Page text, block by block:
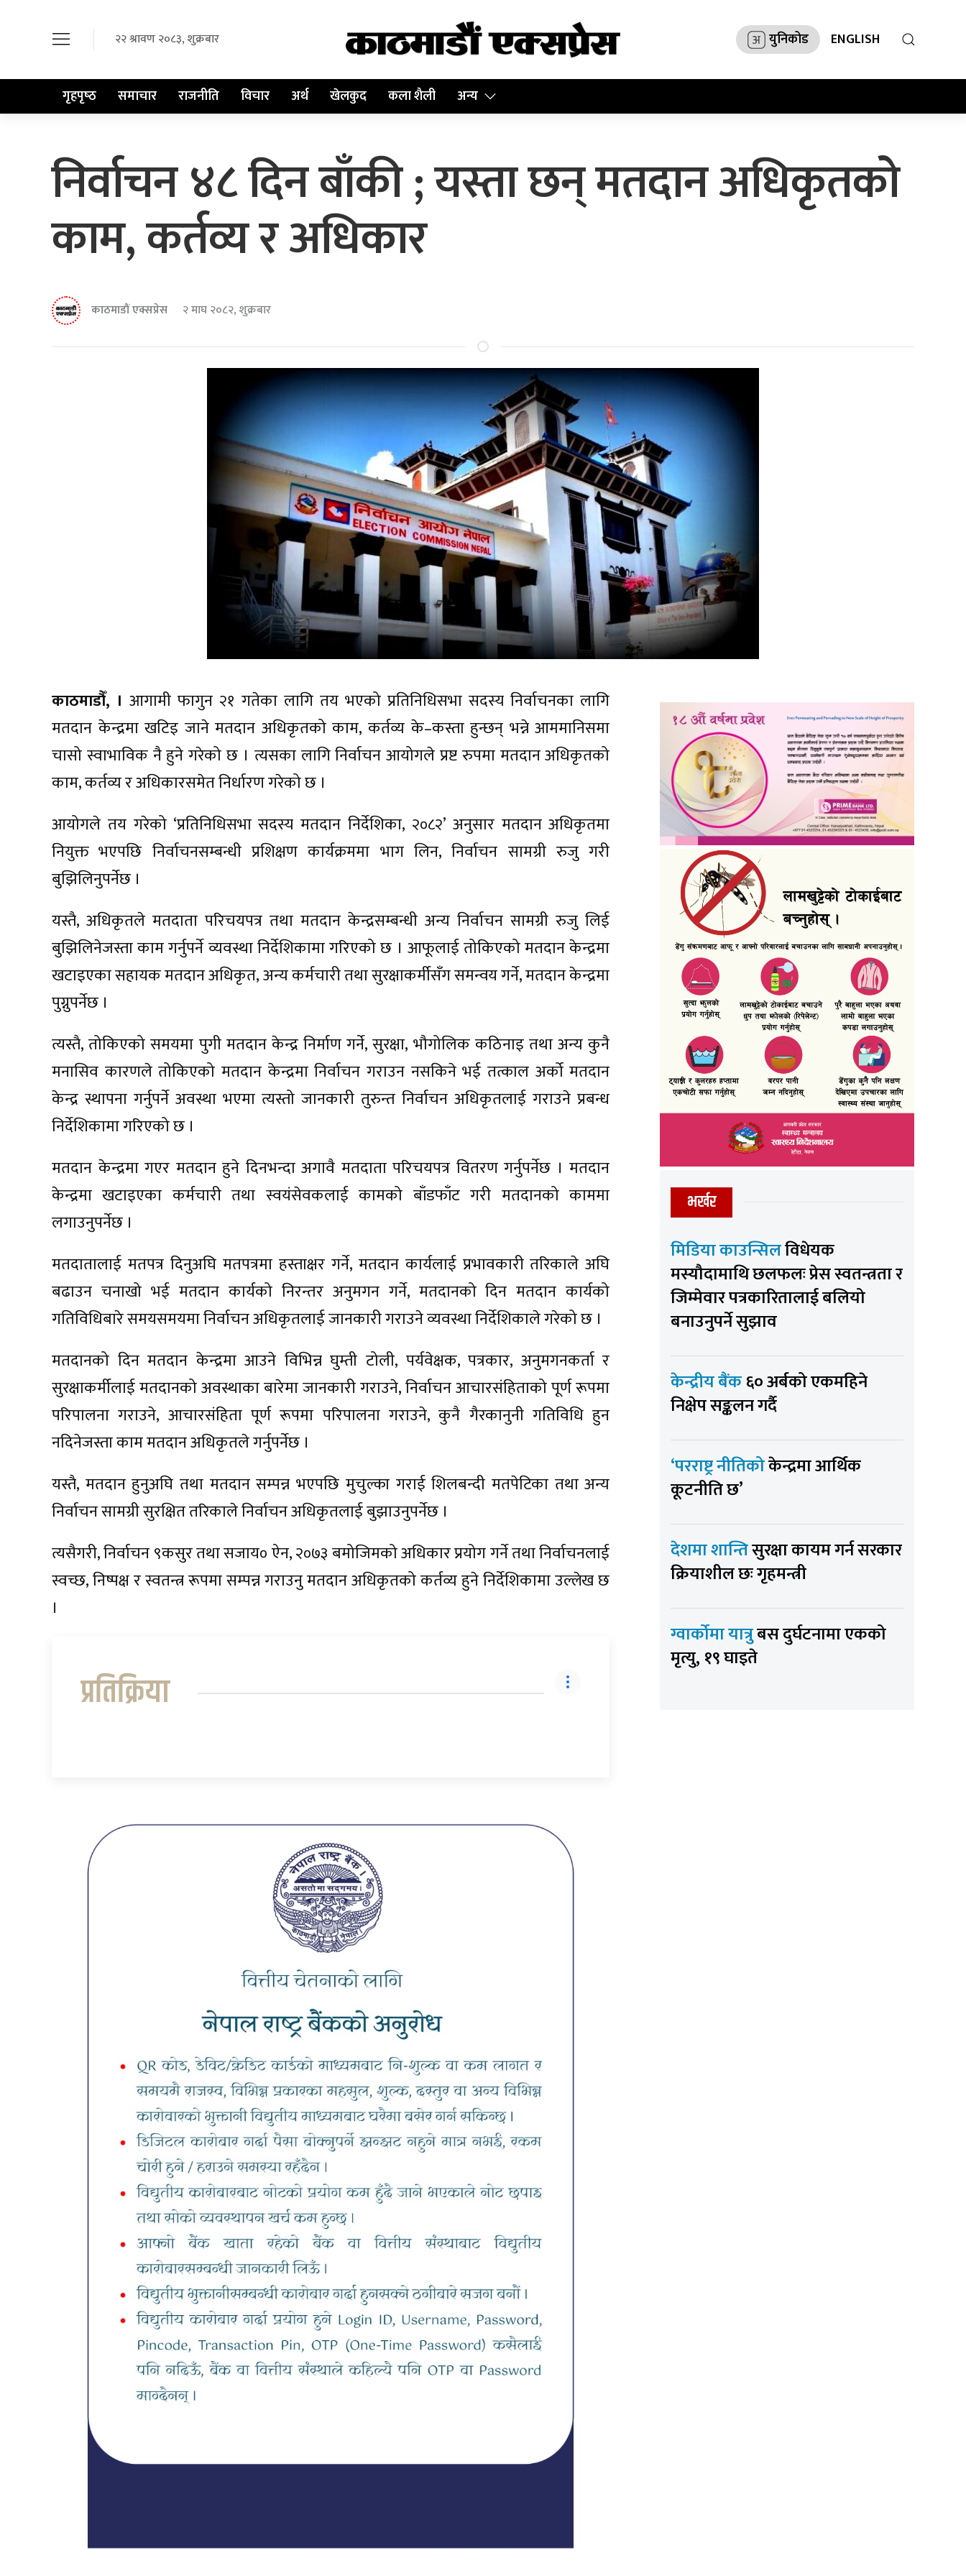
२२ श्रावण २०८३, शुक्रबार युनिकोड ENGLISH
गृहपृष्‍ठ समाचार राजनीति विचार अर्थ खेलकुद कला शैली अन्य
निर्वाचन ४८ दिन बाँकी ; यस्ता छन् मतदान अधिकृतको
काम, कर्तव्य र अधिकार
काठमाडौं एक्सप्रेस २ माघ २०८२, शुक्रबार
काठमाडौँ, । आगामी फागुन २१ गतेका लागि तय भएको प्रतिनिधिसभा सदस्य निर्वाचनका लागि
मतदान केन्द्रमा खटिइ जाने मतदान अधिकृतको काम, कर्तव्य के–कस्ता हुन्छन् भन्ने आममानिसमा
चासो स्वाभाविक नै हुने गरेको छ । त्यसका लागि निर्वाचन आयोगले प्रष्ट रुपमा मतदान अधिकृतको
काम, कर्तव्य र अधिकारसमेत निर्धारण गरेको छ ।
आयोगले तय गरेको ‘प्रतिनिधिसभा सदस्य मतदान निर्देशिका, २०८२’ अनुसार मतदान अधिकृतमा
नियुक्त भएपछि निर्वाचनसम्बन्धी प्रशिक्षण कार्यक्रममा भाग लिन, निर्वाचन सामग्री रुजु गरी
बुझिलिनुपर्नेछ ।
यस्तै, अधिकृतले मतदाता परिचयपत्र तथा मतदान केन्द्रसम्बन्धी अन्य निर्वाचन सामग्री रुजु लिई
बुझिलिनेजस्ता काम गर्नुपर्ने व्यवस्था निर्देशिकामा गरिएको छ । आफूलाई तोकिएको मतदान केन्द्रमा
खटाइएका सहायक मतदान अधिकृत, अन्य कर्मचारी तथा सुरक्षाकर्मीसँग समन्वय गर्ने, मतदान केन्द्रमा
पुग्नुपर्नेछ ।
त्यस्तै, तोकिएको समयमा पुगी मतदान केन्द्र निर्माण गर्ने, सुरक्षा, भौगोलिक कठिनाइ तथा अन्य कुनै
मनासिव कारणले तोकिएको मतदान केन्द्रमा निर्वाचन गराउन नसकिने भई तत्काल अर्को मतदान
केन्द्र स्थापना गर्नुपर्ने अवस्था भएमा त्यस्तो जानकारी तुरुन्त निर्वाचन अधिकृतलाई गराउने प्रबन्ध
निर्देशिकामा गरिएको छ ।
मतदान केन्द्रमा गएर मतदान हुने दिनभन्दा अगावै मतदाता परिचयपत्र वितरण गर्नुपर्नेछ । मतदान
केन्द्रमा खटाइएका कर्मचारी तथा स्वयंसेवकलाई कामको बाँडफाँट गरी मतदानको काममा
लगाउनुपर्नेछ ।
मतदातालाई मतपत्र दिनुअघि मतपत्रमा हस्ताक्षर गर्ने, मतदान कार्यलाई प्रभावकारी तरिकाले अघि
बढाउन चनाखो भई मतदान कार्यको निरन्तर अनुमगन गर्ने, मतदानको दिन मतदान कार्यको
गतिविधिबारे समयसमयमा निर्वाचन अधिकृतलाई जानकारी गराउने व्यवस्था निर्देशिकाले गरेको छ ।
मतदानको दिन मतदान केन्द्रमा आउने विभिन्न घुम्ती टोली, पर्यवेक्षक, पत्रकार, अनुमगनकर्ता र
सुरक्षाकर्मीलाई मतदानको अवस्थाका बारेमा जानकारी गराउने, निर्वाचन आचारसंहिताको पूर्ण रूपमा
परिपालना गराउने, आचारसंहिता पूर्ण रूपमा परिपालना गराउने, कुनै गैरकानुनी गतिविधि हुन
नदिनेजस्ता काम मतदान अधिकृतले गर्नुपर्नेछ ।
यस्तै, मतदान हुनुअघि तथा मतदान सम्पन्न भएपछि मुचुल्का गराई शिलबन्दी मतपेटिका तथा अन्य
निर्वाचन सामग्री सुरक्षित तरिकाले निर्वाचन अधिकृतलाई बुझाउनुपर्नेछ ।
त्यसैगरी, निर्वाचन ९कसुर तथा सजाय० ऐन, २०७३ बमोजिमको अधिकार प्रयोग गर्ने तथा निर्वाचनलाई
स्वच्छ, निष्पक्ष र स्वतन्त्र रूपमा सम्पन्न गराउनु मतदान अधिकृतको कर्तव्य हुने निर्देशिकामा उल्लेख छ
।
प्रतिक्रिया
भर्खर
मिडिया काउन्सिलविधेयक
मस्यौदामाथि छलफलः प्रेस स्वतन्त्रता र
जिम्मेवार पत्रकारितालाई बलियो
बनाउनुपर्ने सुझाव
केन्द्रीय बैंक६० अर्बको एकमहिने
निक्षेप सङ्कलन गर्दै
‘परराष्ट्र नीतिकोकेन्द्रमा आर्थिक
कूटनीति छ’
देशमा शान्तिसुरक्षा कायम गर्न सरकार
क्रियाशील छः गृहमन्त्री
ग्वार्कोमा यात्रुबस दुर्घटनामा एकको
मृत्यु, १९ घाइते